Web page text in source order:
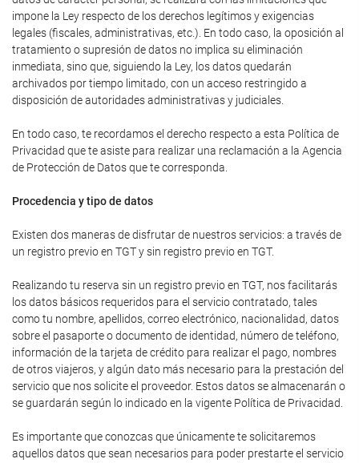
impone la Ley respecto de los derechos legítimos y exigencias
legales (fiscales, administrativas, etc.). En todo caso, la oposición al
tratamiento o supresión de datos no implica su eliminación
inmediata, sino que, siguiendo la Ley, los datos quedarán
archivados por tiempo limitado, con un acceso restringido a
disposición de autoridades administrativas y judiciales.
En todo caso, te recordamos el derecho respecto a esta Política de
Privacidad que te asiste para realizar una reclamación a la Agencia
de Protección de Datos que te corresponda.
Procedencia y tipo de datos
Existen dos maneras de disfrutar de nuestros servicios: a través de
un registro previo en TGT y sin registro previo en TGT.
Realizando tu reserva sin un registro previo en TGT, nos facilitarás
los datos básicos requeridos para el servicio contratado, tales
como tu nombre, apellidos, correo electrónico, nacionalidad, datos
sobre el pasaporte o documento de identidad, número de teléfono,
información de la tarjeta de crédito para realizar el pago, nombres
de otros viajeros, y algún dato más necesario para la prestación del
servicio que nos solicite el proveedor. Estos datos se almacenarán o
se guardarán según lo indicado en la vigente Política de Privacidad.
Es importante que conozcas que únicamente te solicitaremos
aquellos datos que sean necesarios para poder prestarte el servicio